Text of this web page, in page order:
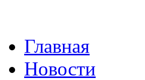
Главная
Новости